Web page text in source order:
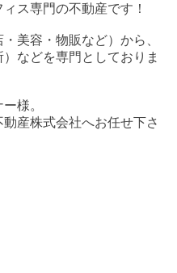
ス専門の不動産です！
美容・物販など）から、
などを専門としておりま
様。
産株式会社へお任せ下さ